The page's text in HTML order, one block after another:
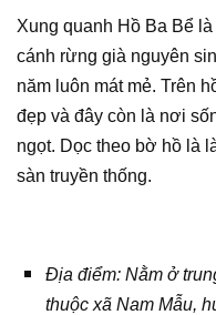
Xung quanh Hồ Ba Bể
cánh rừng già nguyên
năm luôn mát mẻ. Trên
đẹp và đây còn là nơi
ngọt. Dọc theo bờ hồ là
sàn truyền thống.
Địa điểm: Nằm ở
thuộc xã Nam Mẫu,